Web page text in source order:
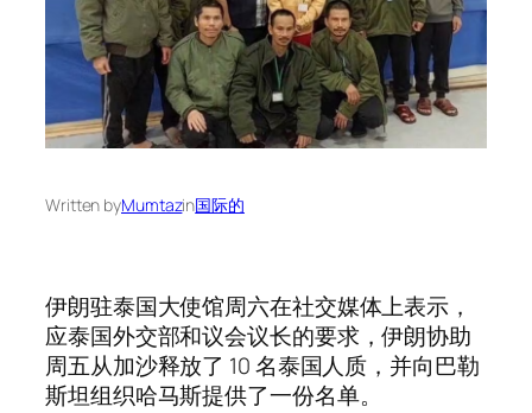
Written byMumtazin国际的
伊朗驻泰国大使馆周六在社交媒体上表示，
应泰国外交部和议会议长的要求，伊朗协助
周五从加沙释放了 10 名泰国人质，并向巴勒
斯坦组织哈马斯提供了一份名单。